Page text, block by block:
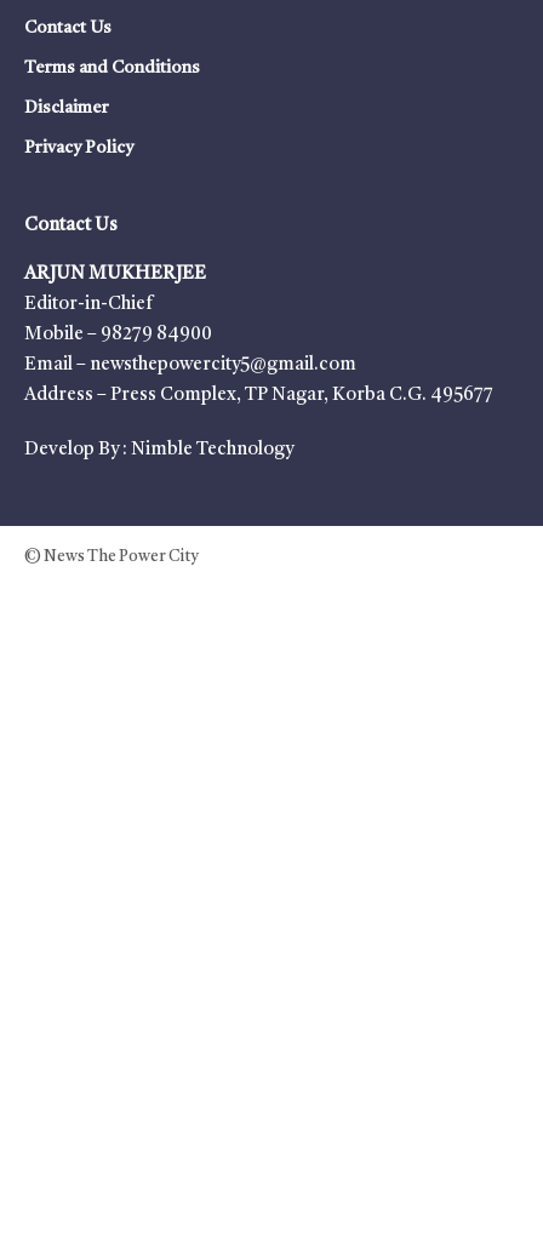
Contact Us
Terms and Conditions
Disclaimer
Privacy Policy
Contact Us
ARJUN MUKHERJEE
Editor-in-Chief
Mobile – 98279 84900
Email – newsthepowercity5@gmail.com
Address – Press Complex, TP Nagar, Korba C.G. 495677
Develop By : Nimble Technology
© News The Power City